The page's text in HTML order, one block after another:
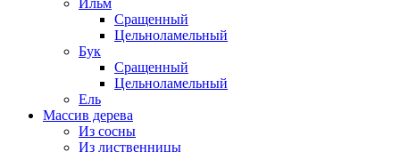
Ильм
Сращенный
Цельноламельный
Бук
Сращенный
Цельноламельный
Ель
Массив дерева
Из сосны
Из лиственницы